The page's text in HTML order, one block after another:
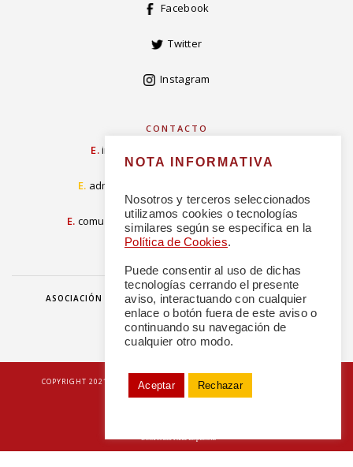
Facebook
Twitter
Instagram
CONTACTO
E.info@concordiarealespanola.es
E. admision@concordiarealespanola.es
E. comunicacion@concordiarealespanola.es
ASOCIACIÓN HAZTE AMIGO DONACIONES NOTICIAS
COPYRIGHT 2021 © TODOS LOS DERECHOS RESERVADOS
PRIVACIDAD
NOTA INFORMATIVA
Nosotros y terceros seleccionados
utilizamos cookies o tecnologías
similares según se especifica en la
Política de Cookies.
Puede consentir al uso de dichas
tecnologías cerrando el presente
aviso, interactuando con cualquier
enlace o botón fuera de este aviso o
continuando su navegación de
cualquier otro modo.
Aceptar Rechazar